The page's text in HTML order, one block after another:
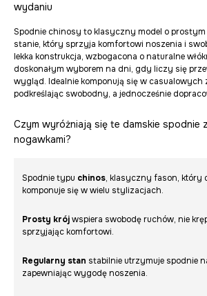
wydaniu
Spodnie chinosy to klasyczny model o
stanie, który sprzyja komfortowi noszenia i
lekka konstrukcja, wzbogacona o naturalne
doskonałym wyborem na dni, gdy liczy się
wygląd. Idealnie komponują się w casualowych
podkreślając swobodny, a jednocześnie
Czym wyróżniają się te damskie spodnie
nogawkami?
Spodnie typu chinos, klasyczny fason, który
komponuje się w wielu stylizacjach.
Prosty krójwspiera swobodę ruchów, nie
sprzyjając komfortowi.
Regularny stan stabilnie utrzymuje spodnie
zapewniając wygodę noszenia.